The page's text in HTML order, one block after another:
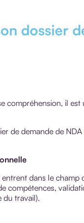
dossier
compréhension, il
de demande de
dans le champ
du travail).